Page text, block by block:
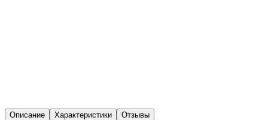
Описание Характеристики Отзывы